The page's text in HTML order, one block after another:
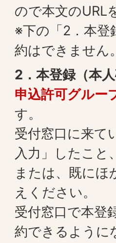
ので本文のURL
※下の「2．本登
約はできません。
2．本登録（本人
申込許可グルー
す。
受付窓口に来て
入力」したこと、
または、既にほ
えください。
受付窓口で本登
約できるように